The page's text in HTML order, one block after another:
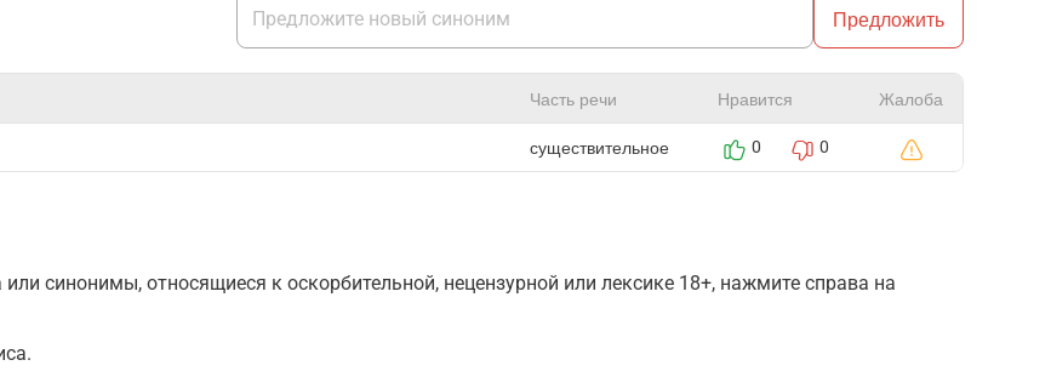
Предложить
Часть речи Нравится Жалоба
существительное 0 0
синонимы, относящиеся к оскорбительной, нецензурной или лексике 18+, нажмите справа на